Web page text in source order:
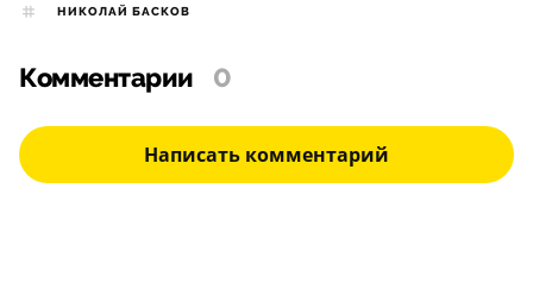
НИКОЛАЙ БАСКОВ
Комментарии 0
Написать комментарий